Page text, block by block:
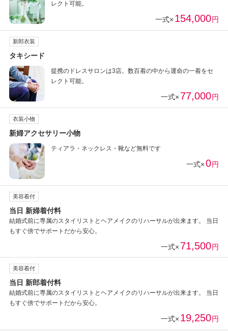
レクト可能。
一式× 154,000円
新郎衣装
タキシード
提携のドレスサロンは3店。数百着の中から運命の一着をセ
レクト可能。
一式× 77,000円
衣装小物
新婦アクセサリー小物
ティアラ・ネックレス・靴など無料です
一式×0円
美容着付
当日 新婦着付料
結婚式前に専属のスタイリストとヘアメイクのリハーサルが出来ます。 当日
もすぐ傍でサポートだから安心。
一式× 71,500円
美容着付
当日 新郎着付料
結婚式前に専属のスタイリストとヘアメイクのリハーサルが出来ます。 当日
もすぐ傍でサポートだから安心。
一式× 19,250円